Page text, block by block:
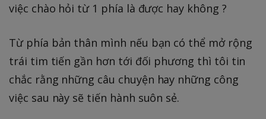
việc chào hỏi từ 1 phía là được hay không ?
Từ phía bản thân mình nếu bạn có thể mở rộng
trái tim tiến gần hơn tới đối phương thì tôi tin
chắc rằng những câu chuyện hay những công
việc sau này sẽ tiến hành suôn sẻ.